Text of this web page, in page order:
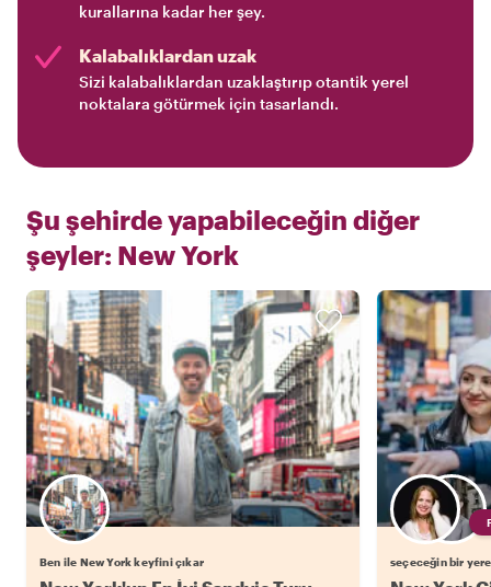
kurallarına kadar her şey.
Kalabalıklardan uzak
Sizi kalabalıklardan uzaklaştırıp otantik yerel
noktalara götürmek için tasarlandı.
Şu şehirde yapabileceğin diğer
şeyler: New York
Ben ile New York keyfini çıkar seçeceğin bir